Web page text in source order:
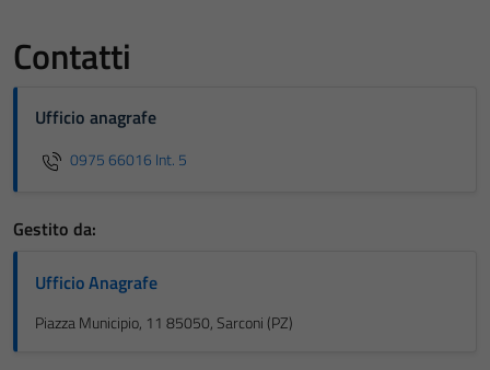
Contatti
Ufficio anagrafe
0975 66016 Int. 5
Gestito da:
Ufficio Anagrafe
Piazza Municipio, 11 85050, Sarconi (PZ)